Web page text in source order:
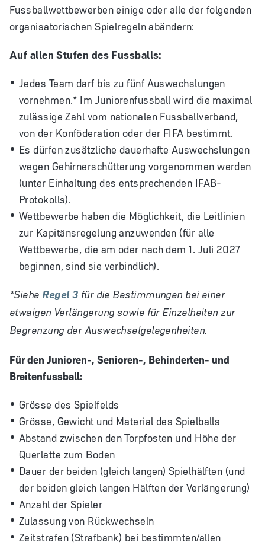
Fussballwettbewerben einige oder alle der folgenden
organisatorischen Spielregeln abändern:
Auf allen Stufen des Fussballs:
Jedes Team darf bis zu fünf Auswechslungen
vornehmen.* Im Juniorenfussball wird die maximal
zulässige Zahl vom nationalen Fussballverband,
von der Konföderation oder der FIFA bestimmt.
Es dürfen zusätzliche dauerhafte Auswechslungen
wegen Gehirnerschütterung vorgenommen werden
(unter Einhaltung des entsprechenden IFAB-
Protokolls).
Wettbewerbe haben die Möglichkeit, die Leitlinien
zur Kapitänsregelung anzuwenden (für alle
Wettbewerbe, die am oder nach dem 1. Juli 2027
beginnen, sind sie verbindlich).
*Siehe Regel 3 für die Bestimmungen bei einer
etwaigen Verlängerung sowie für Einzelheiten zur
Begrenzung der Auswechselgelegenheiten.
Für den Junioren-, Senioren-, Behinderten- und
Breitenfussball:
Grösse des Spielfelds
Grösse, Gewicht und Material des Spielballs
Abstand zwischen den Torpfosten und Höhe der
Querlatte zum Boden
Dauer der beiden (gleich langen) Spielhälften (und
der beiden gleich langen Hälften der Verlängerung)
Anzahl der Spieler
Zulassung von Rückwechseln
Zeitstrafen (Strafbank) bei bestimmten/allen